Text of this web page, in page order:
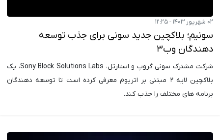
۰۲ شهریور ۱۴۰۳ - ۱۲:۲۵
سونیم؛ بلاکچین جدید سونی برای جذب توسعه
دهندگان وب۳
شرکت مشترک سونی گروپ و استارتل، Sony Block Solutions Labs، یک
بلاکچین لایه ۲ مبتنی بر اتریوم معرفی کرده است تا توسعه دهندگان
برنامه های مختلف را جذب کند.